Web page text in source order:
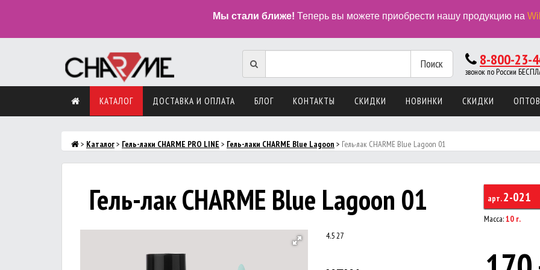
Мы стали ближе! Теперь вы можете приобрести нашу продукцию на
Поиск 8-800-23-
звонок по России
КАТАЛОГ ДОСТАВКА И ОПЛАТА БЛОГ КОНТАКТЫ СКИДКИ НОВИНКИ СКИДКИ
> Каталог> Гель-лаки CHARME PRO LINE > Гель-лаки CHARME Blue Lagoon > Гель-лак CHARME Blue Lagoon 01
Гель-лак CHARME Blue Lagoon 01 арт.2-021
Масса:10 г.
4.527